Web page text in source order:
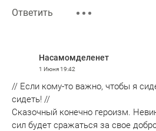
Ответить
Насамомделенет
1 Июня19:42
// Если кому-то важно, чтобы я
сидеть! //
Сказочный конечно героизм.
сил будет сражаться за свое